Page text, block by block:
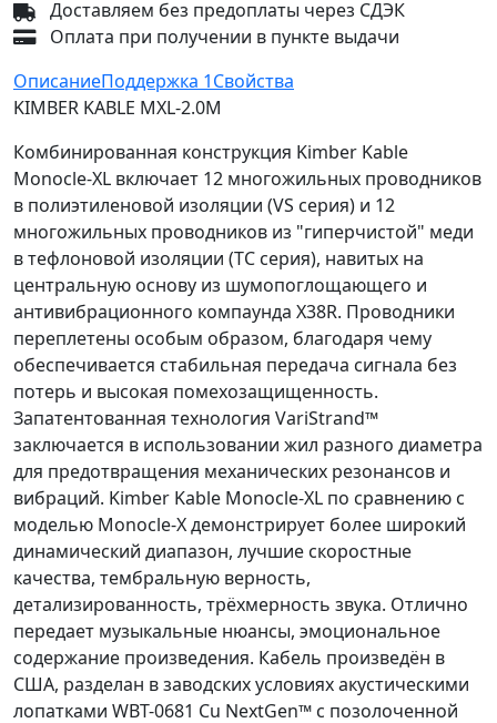
Доставляем без предоплаты через СДЭК
Оплата при получении в пункте выдачи
ОписаниеПоддержка 1Свойства
KIMBER KABLE MXL-2.0M
Комбинированная конструкция Kimber Kable
Monocle-XL включает 12 многожильных проводников
в полиэтиленовой изоляции (VS серия) и 12
многожильных проводников из "гиперчистой" меди
в тефлоновой изоляции (TC серия), навитых на
центральную основу из шумопоглощающего и
антивибрационного компаунда X38R. Проводники
переплетены особым образом, благодаря чему
обеспечивается стабильная передача сигнала без
потерь и высокая помехозащищенность.
Запатентованная технология VariStrand™
заключается в использовании жил разного диаметра
для предотвращения механических резонансов и
вибраций. Kimber Kable Monocle-XL по сравнению с
моделью Monocle-X демонстрирует более широкий
динамический диапазон, лучшие скоростные
качества, тембральную верность,
детализированность, трёхмерность звука. Отлично
передает музыкальные нюансы, эмоциональное
содержание произведения. Кабель произведён в
США, разделан в заводских условиях акустическими
лопатками WBT-0681 Cu NextGen™ с позолоченной